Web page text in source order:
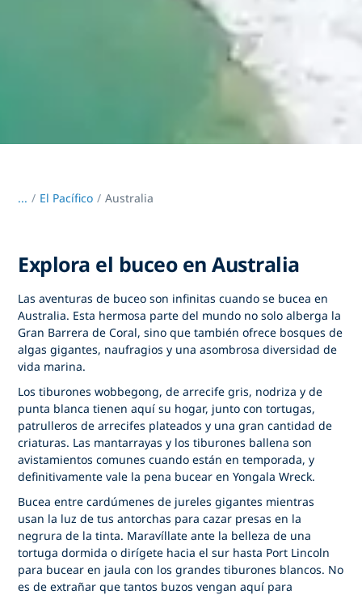
... / El Pacífico Australia
Explora el buceo en Australia
Las aventuras de buceo son infinitas cuando se bucea en
Australia. Esta hermosa parte del mundo no solo alberga la
Gran Barrera de Coral, sino que también ofrece bosques de
algas gigantes, naufragios y una asombrosa diversidad de
vida marina.
Los tiburones wobbegong, de arrecife gris, nodriza y de
punta blanca tienen aquí su hogar, junto con tortugas,
patrulleros de arrecifes plateados y una gran cantidad de
criaturas. Las mantarrayas y los tiburones ballena son
avistamientos comunes cuando están en temporada, y
definitivamente vale la pena bucear en Yongala Wreck.
Bucea entre cardúmenes de jureles gigantes mientras
usan la luz de tus antorchas para cazar presas en la
negrura de la tinta. Maravíllate ante la belleza de una
tortuga dormida o dirígete hacia el sur hasta Port Lincoln
para bucear en jaula con los grandes tiburones blancos. No
es de extrañar que tantos buzos vengan aquí para